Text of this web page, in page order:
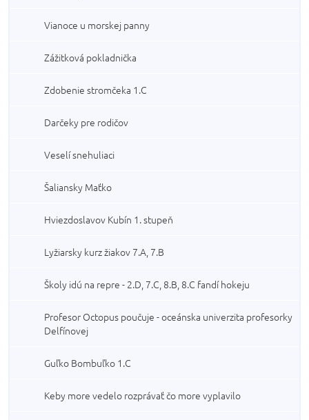
Vianoce u morskej panny
Zážitková pokladnička
Zdobenie stromčeka 1.C
Darčeky pre rodičov
Veselí snehuliaci
Šaliansky Maťko
Hviezdoslavov Kubín 1. stupeň
Lyžiarsky kurz žiakov 7.A, 7.B
Školy idú na repre - 2.D, 7.C, 8.B, 8.C fandí hokeju
Profesor Octopus poučuje - oceánska univerzita profesorky
Delfínovej
Guľko Bombuľko 1.C
Keby more vedelo rozprávať čo more vyplavilo